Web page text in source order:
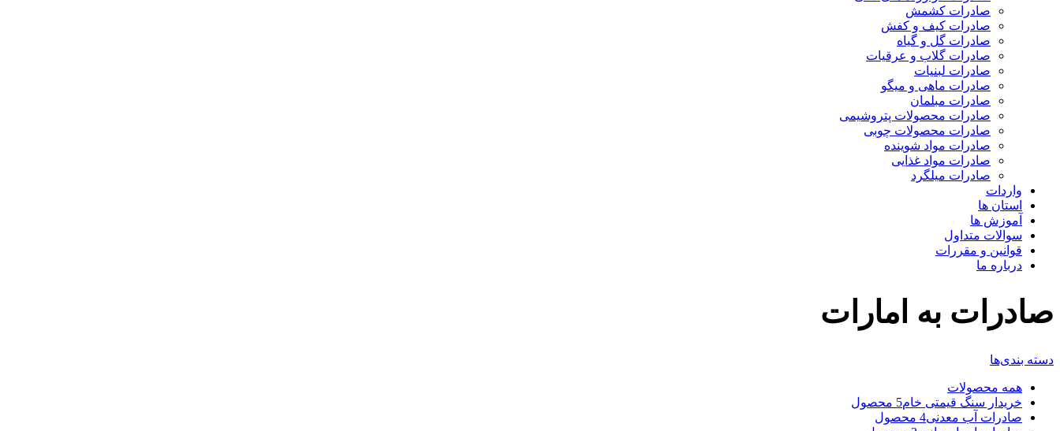
صادرات کشمش
صادرات کیف و کفش
صادرات گل و گیاه
صادرات گلاب و عرقیات
صادرات لبنیات
صادرات ماهی و میگو
صادرات مبلمان
صادرات محصولات پتروشیمی
صادرات محصولات چوبی
صادرات مواد شوینده
صادرات مواد غذایی
صادرات میلگرد
واردات
استان ها
آموزش ها
سوالات متداول
قوانین و مقررات
درباره ما
صادرات به امارات
دسته بندی‌ها
همه محصولات
خریدار سنگ قیمتی خام5 محصول
صادرات آب معدنی4 محصول